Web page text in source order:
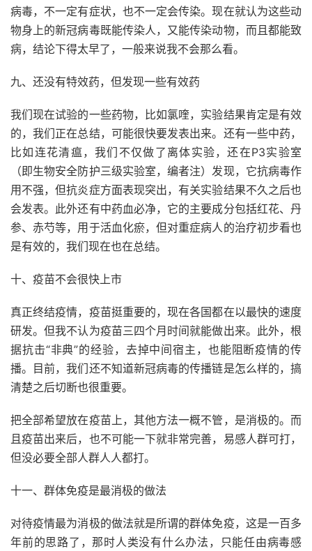
病毒，不一定有症状，也不一定会传染。现在就认为这些动
物身上的新冠病毒既能传染人，又能传染动物，而且都能致
病，结论下得太早了，一般来说我不会那么看。
九、还没有特效药，但发现一些有效药
我们现在试验的一些药物，比如氯喹，实验结果肯定是有效
的，我们正在总结，可能很快要发表出来。还有一些中药，
比如连花清瘟，我们不仅做了离体实验，还在P3实验室
（即生物安全防护三级实验室，编者注）发现，它抗病毒作
用不强，但抗炎症方面表现突出，有关实验结果不久之后也
会发表。此外还有中药血必净，它的主要成分包括红花、丹
参、赤芍等，用于活血化瘀，但对重症病人的治疗初步看也
是有效的，我们现在也在总结。
十、疫苗不会很快上市
真正终结疫情，疫苗挺重要的，现在各国都在以最快的速度
研发。但我不认为疫苗三四个月时间就能做出来。此外，根
据抗击“非典”的经验，去掉中间宿主，也能阻断疫情的传
播。目前，我们还不知道新冠病毒的传播链是怎么样的，搞
清楚之后切断也很重要。
把全部希望放在疫苗上，其他方法一概不管，是消极的。而
且疫苗出来后，也不可能一下就非常完善，易感人群可打，
但没必要全部人群人人都打。
十一、群体免疫是最消极的做法
对待疫情最为消极的做法就是所谓的群体免疫，这是一百多
年前的思路了，那时人类没有什么办法，只能任由病毒感